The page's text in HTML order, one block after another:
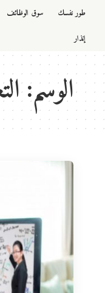
طور نفسك سوق الوظائف
إنذار
الوسم: